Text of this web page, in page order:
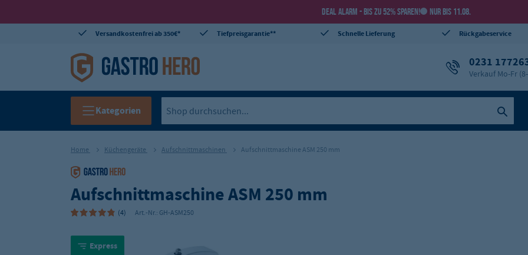
DEAL ALARM - BIS ZU 52% SPAREN! NUR BIS 11.08.
Versandkostenfrei ab 350€* Tiefpreisgarantie** Schnelle Lieferung Rückgabeservice
0231
Verkauf Mo-Fr
Kategorien
Home Küchengeräte Aufschnittmaschinen Aufschnittmaschine ASM 250 mm
Aufschnittmaschine ASM 250 mm
(4) Art.-Nr.: GH-ASM250
Express